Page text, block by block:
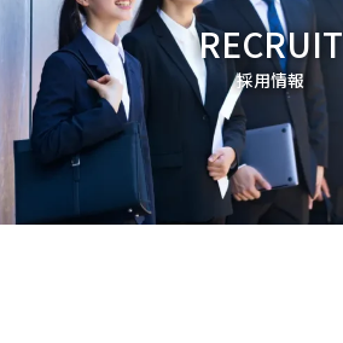
RECRUIT
採用情報